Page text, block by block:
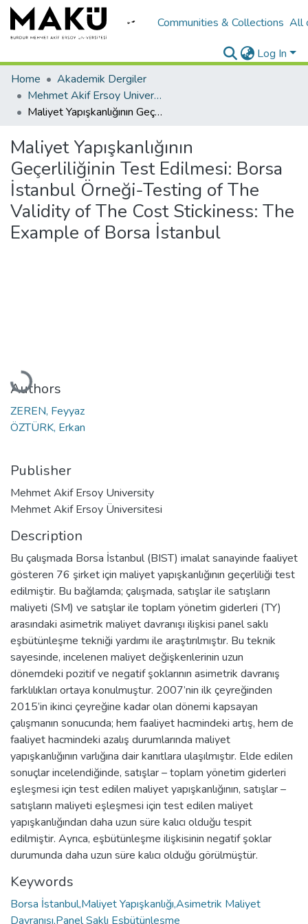
Communities & Collections All
Log In
Home
Akademik Dergiler
Mehmet Akif Ersoy University Journal of Social Sciences Institute
Maliyet Yapışkanlığının Geçerliliğinin Test Edilmesi: Borsa İstanbul Örneği-Testing of The Validity of The Cost Stickiness: The Example of Borsa İstanbul
Maliyet Yapışkanlığının
Geçerliliğinin Test Edilmesi: Borsa
İstanbul Örneği-Testing of The
Validity of The Cost Stickiness: The
Example of Borsa İstanbul
Loading...
Authors
ZEREN, Feyyaz
ÖZTÜRK, Erkan
Publisher
Mehmet Akif Ersoy University
Mehmet Akif Ersoy Üniversitesi
Description
Bu çalışmada Borsa İstanbul (BIST) imalat sanayinde faaliyet
gösteren 76 şirket için maliyet yapışkanlığının geçerliliği test
edilmiştir. Bu bağlamda; çalışmada, satışlar ile satışların
maliyeti (SM) ve satışlar ile toplam yönetim giderleri (TY)
arasındaki asimetrik maliyet davranışı ilişkisi panel saklı
eşbütünleşme tekniği yardımı ile araştırılmıştır. Bu teknik
sayesinde, incelenen maliyet değişkenlerinin uzun
dönemdeki pozitif ve negatif şoklarının asimetrik davranış
farklılıkları ortaya konulmuştur. 2007’nin ilk çeyreğinden
2015’in ikinci çeyreğine kadar olan dönemi kapsayan
çalışmanın sonucunda; hem faaliyet hacmindeki artış, hem de
faaliyet hacmindeki azalış durumlarında maliyet
yapışkanlığının varlığına dair kanıtlara ulaşılmıştır. Elde edilen
sonuçlar incelendiğinde, satışlar – toplam yönetim giderleri
eşleşmesi için test edilen maliyet yapışkanlığının, satışlar –
satışların maliyeti eşleşmesi için test edilen maliyet
yapışkanlığından daha uzun süre kalıcı olduğu tespit
edilmiştir. Ayrıca, eşbütünleşme ilişkisinin negatif şoklar
durumunda daha uzun süre kalıcı olduğu görülmüştür.
Keywords
Borsa İstanbul,Maliyet Yapışkanlığı,Asimetrik Maliyet
Davranışı,Panel Saklı Eşbütünleşme